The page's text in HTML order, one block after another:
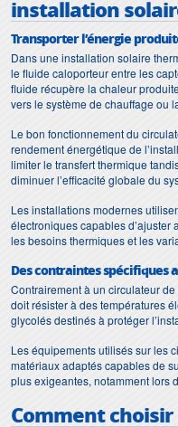
installation
Transporter l’énergie
Dans une installation solaire
le fluide caloporteur entre les
fluide récupère la chaleur
vers le système de chauffage ou
Le bon fonctionnement du
rendement énergétique de
limiter le transfert thermique
diminuer l’efficacité globale du
Les installations modernes
électroniques capables d’ajuster
les besoins thermiques et les
Des contraintes spécifiques
Contrairement à un circulateur
doit résister à des températures
glycolés destinés à protéger
Les équipements utilisés sur les
matériaux adaptés capables de
plus exigeantes, notamment lors
Comment